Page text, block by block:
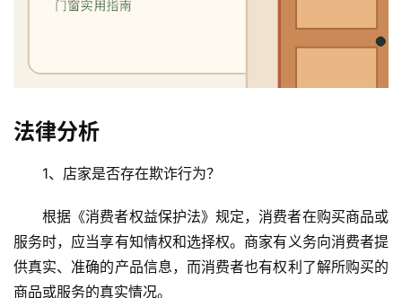
门
门
法律分析
1、店家是否存在欺诈行为？
根据《消费者权益保护法》规定，消费者在购买商品或
服务时，应当享有知情权和选择权。商家有义务向消费者提
供真实、准确的产品信息，而消费者也有权利了解所购买的
商品或服务的真实情况。